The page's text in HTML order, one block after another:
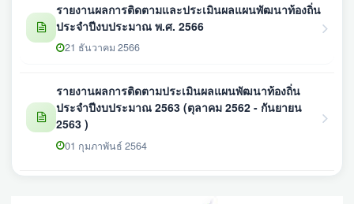
รายงานผลการติดตามและประเมินผลแผนพัฒนาท้องถิ่น
ประจำปีงบประมาณ พ.ศ. 2566
21 ธันวาคม 2566
รายงานผลการติดตามประเมินผลแผนพัฒนาท้องถิ่น
ประจำปีงบประมาณ 2563 (ตุลาคม 2562 - กันยายน
2563 )
01 กุมภาพันธ์ 2564